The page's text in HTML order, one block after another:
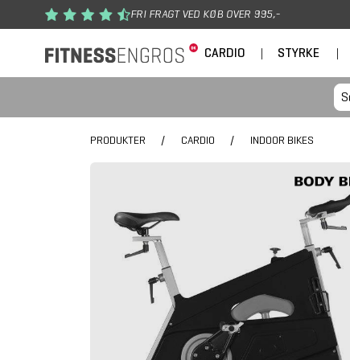
Gå til hovedindhold FRI FRAGT VED KØB OVER 995,-
CARDIO | STYRKE |
PRODUKTER / CARDIO / INDOOR BIKES